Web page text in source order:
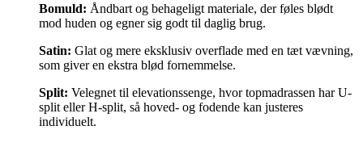
Bomuld: Åndbart og behageligt materiale, der føles blødt
mod huden og egner sig godt til daglig brug.
Satin: Glat og mere eksklusiv overflade med en tæt vævning,
som giver en ekstra blød fornemmelse.
Split: Velegnet til elevationssenge, hvor topmadrassen har U-
split eller H-split, så hoved- og fodende kan justeres
individuelt.